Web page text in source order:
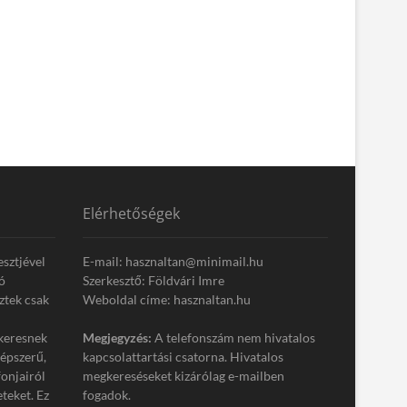
csak
Ez
Elérhetőségek
E-mail: hasznaltan@minimail.hu
Szerkesztő: Földvári Imre
Weboldal címe: hasznaltan.hu
Megjegyzés: A telefonszám nem hivatalos
kapcsolattartási csatorna. Hivatalos
megkereséseket kizárólag e-mailben
fogadok.